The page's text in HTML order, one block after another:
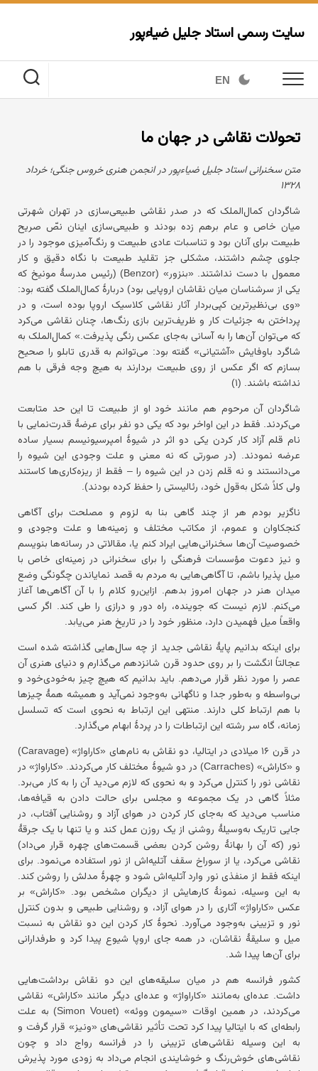
Skip
content
سایت رسمی استاد جلیل ضیاءپور
EN
تحولات نقاشی در جهان ما
متن سخنرانی استاد جلیل ضیاءپور در انجمن هنری خروس جنگی؛ خرداد
۱۳۲۸
شاگردان کمال‌الملک که در صدر نقاشی طبیعی‌سازی در تهران شهرتی
میان خاص و عام برهم زده بودند و طبیعی‌سازی اینان نصّ صریح
طبیعت برای آنان بود و تناسبات عادی طبیعت و رنگ‌آمیزی موجود را در
جلوی چشم داشتند، مشکلی جز تقلید طبیعت با نگاه دقیق و کار
معمول با دست نداشتند. «بنزور» (Benzor) (رئیس مدرسهٔ مونیخ که
یکی از سرشناسان میان نقاشان اروپایی بود) دربارهٔ کمال‌الملک گفته بود:
«وی بی‌نظیرترین کپی‌بردار آثار نقاشی کلاسیک اروپا بوده است، و در
پرداختن به جزئیات کار و ظریف‌ترین بازی رنگ‌ها، چنان نقاشی می‌کرد
که می‌توان آن‌ها را به آسانی به‌جای عکس رنگی پذیرفت.» کمال‌الملک به
شاگرد باوفایش «آشتیانی» گفته بود: می‌توانم به قدری تابلو را صحیح
بسازم که اگر عکس از روی طبیعت بردارند به هیچ وجه فرقی با هم
نداشته باشند. (۱)
شاگردان آن مرحوم هم مانند خود او از طبیعت تا این حد متابعت
می‌کردند. فقط در این اواخر بود که یکی دو نفر برای عرضهٔ قدرت‌نمایی با
نام قلم آزاد کار کردن یکی دو اثر در شیوهٔ امپرسیونیسم بسیار ساده
عرضه نمودند. (در صورتی که نه معنی و علت وجودی این شیوه را
می‌دانستند و نه قلم زدن در این شیوه را – فقط از ریزه‌کاری‌ها کاستند
ولی کلاً شکل به‌قول خود، رئالیستی را حفظ کرده بودند).
ناگزیر بودم هر از چند گاهی بنا به لزوم و مصلحت برای آگاهی
کنجکاوان و عموم، از مکاتب مختلف و زمینه‌ها و علت وجودی و
خصوصیت آن‌ها سخنرانی‌هایی ایراد کنم یا، مقالاتی در رسانه‌ها بنویسم
و نیز دعوت مؤسسات فرهنگی را برای سخنرانی در زمینه‌ای خاص با
میل پذیرا باشم، تا آگاهی‌هایی به مردم به قصد نمایاندن چگونگی وضع
میدان هنر در جهان امروز بدهم. ازاین‌رو کلام را با آن آگاهی‌ها آغاز
می‌کنم. لازم نیست که جوینده، راه دور و درازی را طی کند. اگر کسی
واقعاً میل فهمیدن دارد، منظور خود را در تاریخ هنر می‌یابد.
برای اینکه بدانیم پایهٔ نقاشی جدید از چه سال‌هایی گذاشته شده است
عجالتاً انگشت را بر روی حدود قرن شانزدهم می‌گذارم و دنیای هنری آن
عصر را مورد نظر قرار می‌دهم. باید بدانیم که هیچ چیز به‌خودی‌خود و
بی‌واسطه و به‌طور جدا و ناگهانی به‌وجود نمی‌آید و همیشه همهٔ چیزها
با هم ارتباط کلی دارند. منتهی این ارتباط به نحوی است که تسلسل
زمانه، گاه سر رشته این ارتباطات را در پردهٔ ابهام می‌گذارد.
در قرن ۱۶ میلادی در ایتالیا، دو نقاش به نام‌های «کاراواژ» (Caravage)
و «کاراش» (Carraches) در دو شیوهٔ مختلف کار می‌کردند. «کاراواژ» در
نقاشی نور را کنترل می‌کرد و به نحوی که لازم می‌دید آن را به کار می‌برد.
مثلاً گاهی در یک مجموعه و مجلس برای حالت دادن به قیافه‌ها،
مناسب می‌دید که به‌جای کار کردن در هوای آزاد و روشنایی آفتاب، در
جایی تاریک به‌وسیلهٔ روشنی از یک روزن عمل کند و یا تنها با یک جرقهٔ
نور (که آن را بهانهٔ روشن کردن بعضی قسمت‌های چهره قرار می‌داد)
نقاشی می‌کرد، یا از سوراخ سقف آتلیه‌اش از نور استفاده می‌نمود. برای
اینکه فقط از منفذی نور وارد آتلیه‌اش شود و چهرهٔ مدلش را روشن کند.
به این وسیله، نمونهٔ کارهایش از دیگران مشخص بود. «کاراش» بر
عکس «کاراواژ» آثاری را در هوای آزاد، و روشنایی طبیعی و بدون کنترل
نور و تزیینی به‌وجود می‌آورد. نحوهٔ کار کردن این دو نقاش به نسبت
میل و سلیقهٔ نقاشان، در همه جای اروپا شیوع پیدا کرد و طرفدارانی
برای آن‌ها پیدا شد.
کشور فرانسه هم در میان سلیقه‌های این دو نقاش برداشت‌هایی
داشت. عده‌ای به‌مانند «کاراواژ» و عده‌ای دیگر مانند «کاراش» نقاشی
می‌کردند، در همین اوقات «سیمون ووئه» (Simon Vouet) به علت
رابطه‌ای که با ایتالیا پیدا کرد تحت تأثیر نقاشی‌های «ونیز» قرار گرفت و
به این وسیله نقاشی‌های تزیینی را در فرانسه رواج داد و چون
نقاشی‌های خوش‌رنگ و خوشایندی انجام می‌داد به زودی مورد پذیرش